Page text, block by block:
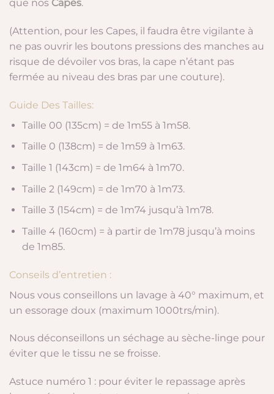
que nos Capes.
(Attention, pour les Capes, il faudra être vigilante à
ne pas ouvrir les boutons pressions des manches au
risque de dévoiler vos bras, la cape n’étant pas
fermée au niveau des bras par une couture).
Guide Des Tailles:
Taille 00 (135cm) = de 1m55 à 1m58.
Taille 0 (138cm) = de 1m59 à 1m63.
Taille 1 (143cm) = de 1m64 à 1m70.
Taille 2 (149cm) = de 1m70 à 1m73.
Taille 3 (154cm) = de 1m74 jusqu’à 1m78.
Taille 4 (160cm) = à partir de 1m78 jusqu’à moins
de 1m85.
Conseils d’entretien :
Nous vous conseillons un lavage à 40° maximum, et
un essorage doux (maximum 1000trs/min).
Nous déconseillons un séchage au sèche-linge pour
éviter que le tissu ne se froisse.
Astuce numéro 1 : pour éviter le repassage après